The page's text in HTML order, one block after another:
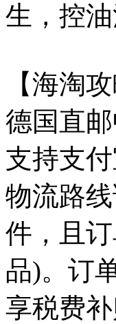
生，控
【海淘攻
德国直邮
支持支
物流路
件，且
品)。订
享税费补